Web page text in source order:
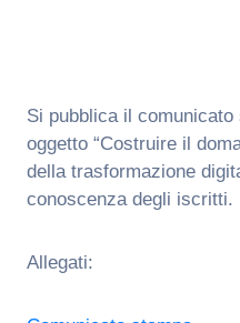
Si pubblica il
oggetto “Costruire il
della trasformazione
conoscenza degli iscritti.
Allegati: